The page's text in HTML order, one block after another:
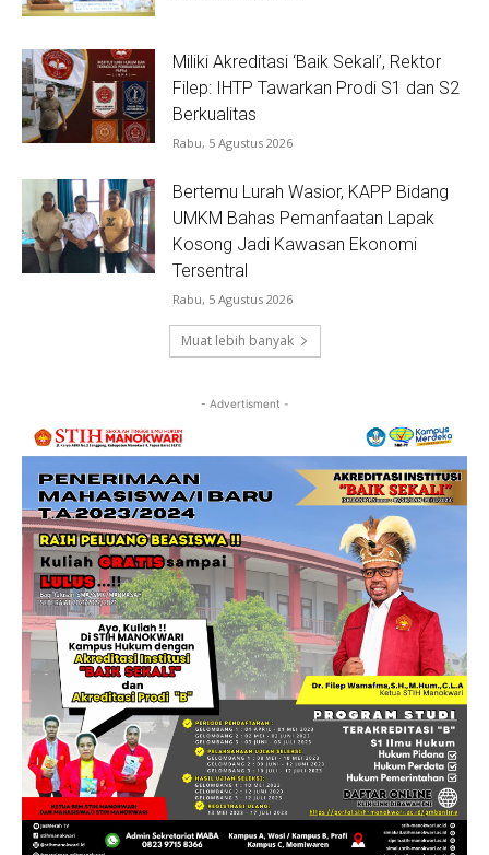
Miliki Akreditasi ‘Baik Sekali’, Rektor
Filep: IHTP Tawarkan Prodi S1 dan S2
Berkualitas
Rabu, 5 Agustus 2026
Bertemu Lurah Wasior, KAPP Bidang
UMKM Bahas Pemanfaatan Lapak
Kosong Jadi Kawasan Ekonomi
Tersentral
Rabu, 5 Agustus 2026
Muat lebih banyak
- Advertisment -